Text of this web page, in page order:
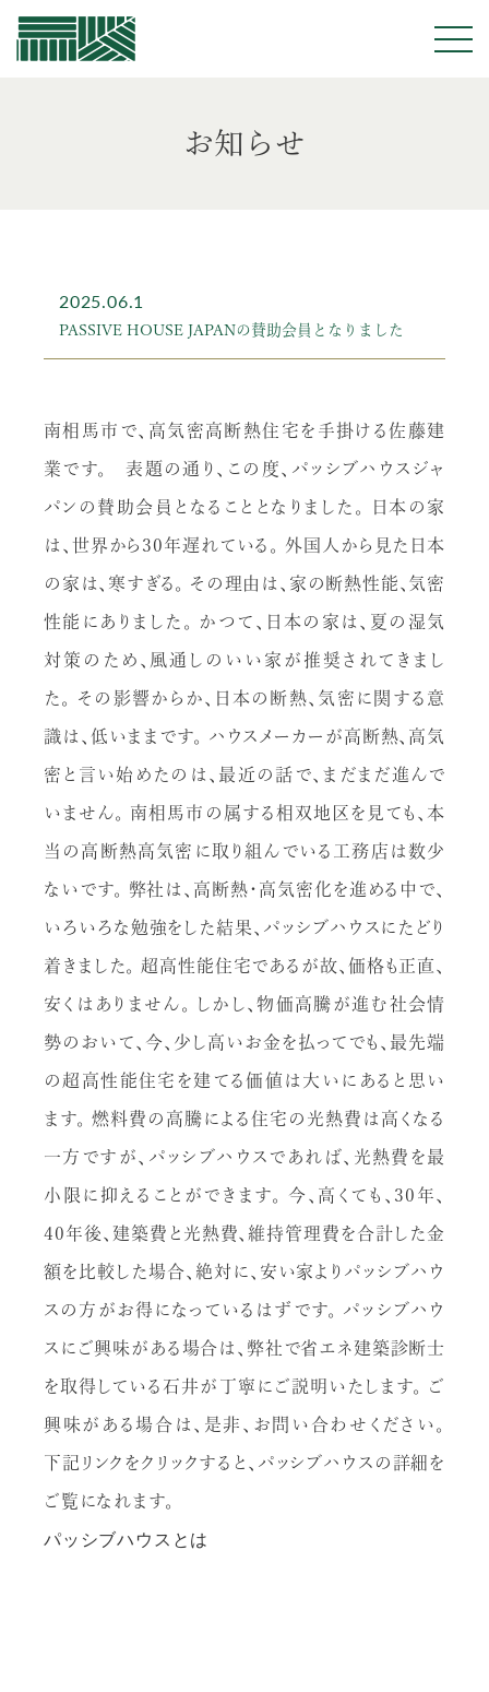
お知らせ
2025.06.1
PASSIVE HOUSE JAPANの賛助会員となりました
南相馬市で、高気密高断熱住宅を手掛ける佐藤建
業です。 表題の通り、この度、パッシブハウスジャ
パンの賛助会員となることとなりました。 日本の家
は、世界から30年遅れている。 外国人から見た日本
の家は、寒すぎる。 その理由は、家の断熱性能、気密
性能にありました。 かつて、日本の家は、夏の湿気
対策のため、風通しのいい家が推奨されてきまし
た。 その影響からか、日本の断熱、気密に関する意
識は、低いままです。 ハウスメーカーが高断熱、高気
密と言い始めたのは、最近の話で、まだまだ進んで
いません。 南相馬市の属する相双地区を見ても、本
当の高断熱高気密に取り組んでいる工務店は数少
ないです。 弊社は、高断熱・高気密化を進める中で、
いろいろな勉強をした結果、パッシブハウスにたどり
着きました。 超高性能住宅であるが故、価格も正直、
安くはありません。 しかし、物価高騰が進む社会情
勢のおいて、今、少し高いお金を払ってでも、最先端
の超高性能住宅を建てる価値は大いにあると思い
ます。 燃料費の高騰による住宅の光熱費は高くなる
一方ですが、パッシブハウスであれば、光熱費を最
小限に抑えることができます。 今、高くても、30年、
40年後、建築費と光熱費、維持管理費を合計した金
額を比較した場合、絶対に、安い家よりパッシブハウ
スの方がお得になっているはずです。 パッシブハウ
スにご興味がある場合は、弊社で省エネ建築診断士
を取得している石井が丁寧にご説明いたします。 ご
興味がある場合は、是非、お問い合わせください。
下記リンクをクリックすると、パッシブハウスの詳細を
ご覧になれます。
パッシブハウスとは